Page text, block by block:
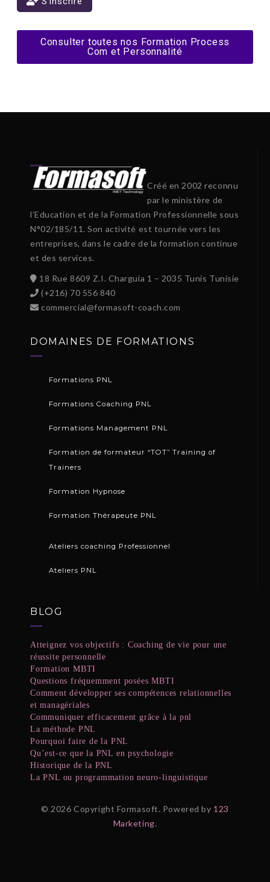
Consulter toutes nos Formation Process
Com et Personnalité
Créé en 2002 reconnu
par le ministère de
l’Education et de la Formation Professionnelle sous
N°02/185/11. Son activité est tournée vers les
entreprises, dans le cadre de la formation continue
et des services.
18 Rue 8609 Z.I. Charguia 1 – 2035 Tunis Tunisie
(+216) 70 556 840
commercial@formasoft-coach.com
DOMAINES DE FORMATIONS
Formations PNL
Formations Coaching PNL
Formations Management PNL
Formation de formateur “TOT” Training of
Trainers
Formation Hypnose
Formation Thérapeute PNL
Ateliers coaching Professionnel
Ateliers PNL
BLOG
Atteignez vos objectifs : Coaching de vie pour une
réussite personnelle
Formation MBTI
Questions fréquemment posées MBTI
Comment développer ses compétences relationnelles
et managériales
Communiquer efficacement grâce à la pnl
La méthode PNL
Pourquoi faire de la PNL
Qu’est-ce que la PNL en psychologie
Historique de la PNL
La PNL ou programmation neuro-linguistique
© 2026 Copyright Formasoft. Powered by 123
Marketing.